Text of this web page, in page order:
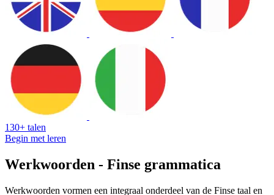
130+ talen
Begin met leren
Werkwoorden - Finse grammatica
Werkwoorden vormen een integraal onderdeel van de Finse taal en